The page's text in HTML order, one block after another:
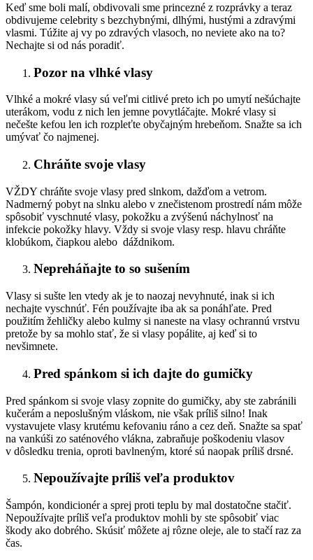
Keď sme boli malí, obdivovali sme princezné z rozprávky a teraz
obdivujeme celebrity s bezchybnými, dlhými, hustými a zdravými
vlasmi. Túžite aj vy po zdravých vlasoch, no neviete ako na to?
Nechajte si od nás poradiť.
Pozor na vlhké vlasy
Vlhké a mokré vlasy sú veľmi citlivé preto ich po umytí nešúchajte
uterákom, vodu z nich len jemne povytláčajte. Mokré vlasy si
nečešte kefou len ich rozpleťte obyčajným hrebeňom. Snažte sa ich
umývať čo najmenej.
Chráňte svoje vlasy
VŽDY chráňte svoje vlasy pred slnkom, dažďom a vetrom.
Nadmerný pobyt na slnku alebo v znečistenom prostredí nám môže
spôsobiť vyschnuté vlasy, pokožku a zvýšenú náchylnosť na
infekcie pokožky hlavy. Vždy si svoje vlasy resp. hlavu chráňte
klobúkom, čiapkou alebo dáždnikom.
Nepreháňajte to so sušením
Vlasy si sušte len vtedy ak je to naozaj nevyhnuté, inak si ich
nechajte vyschnúť. Fén používajte iba ak sa ponáhľate. Pred
použitím žehličky alebo kulmy si naneste na vlasy ochrannú vrstvu
pretože by sa mohlo stať, že si vlasy popálite, aj keď si to
nevšimnete.
Pred spánkom si ich dajte do gumičky
Pred spánkom si svoje vlasy zopnite do gumičky, aby ste zabránili
kučerám a neposlušným vláskom, nie však príliš silno! Inak
vystavujete vlasy krutému kefovaniu ráno a cez deň. Snažte sa spať
na vankúši zo saténového vlákna, zabraňuje poškodeniu vlasov
v dôsledku trenia, oproti bavlneným, ktoré sú naopak príliš drsné.
Nepoužívajte príliš veľa produktov
Šampón, kondicionér a sprej proti teplu by mal dostatočne stačiť.
Nepoužívajte príliš veľa produktov mohli by ste spôsobiť viac
škody ako dobrého. Skúsiť môžete aj rôzne oleje, ale to stačí raz za
čas.